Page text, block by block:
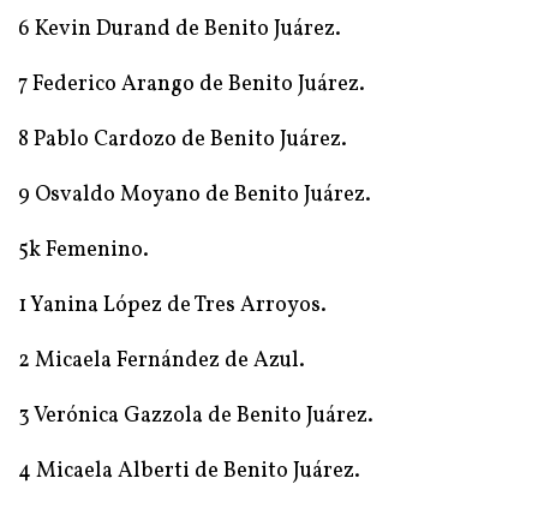
6 Kevin Durand de Benito Juárez.
7 Federico Arango de Benito Juárez.
8 Pablo Cardozo de Benito Juárez.
9 Osvaldo Moyano de Benito Juárez.
5k Femenino.
1 Yanina López de Tres Arroyos.
2 Micaela Fernández de Azul.
3 Verónica Gazzola de Benito Juárez.
4 Micaela Alberti de Benito Juárez.